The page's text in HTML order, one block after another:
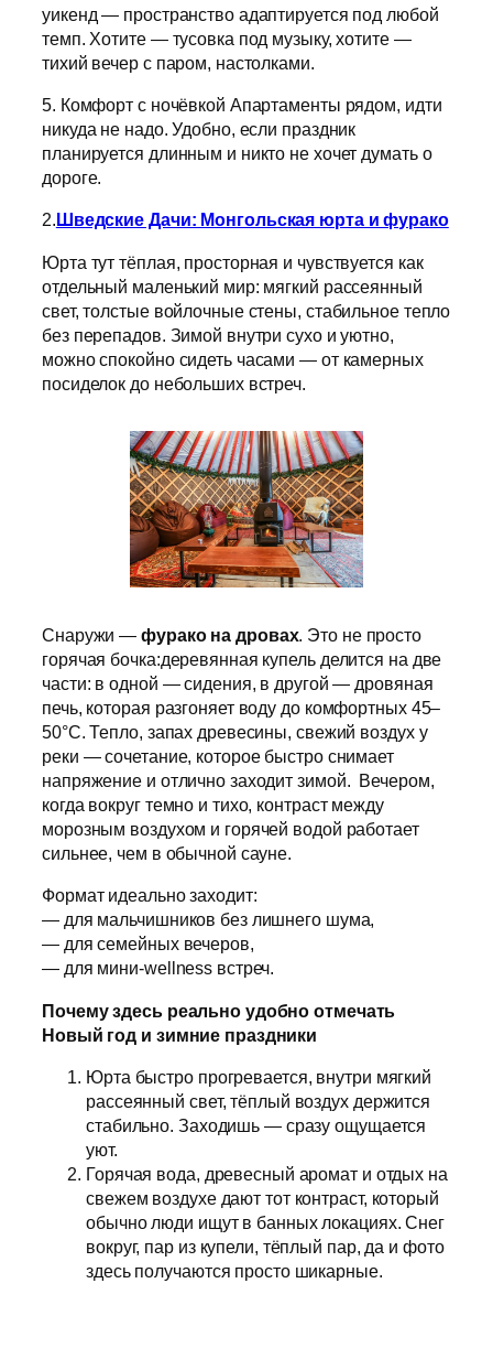
уикенд — пространство адаптируется под любой
темп. Хотите — тусовка под музыку, хотите —
тихий вечер с паром, настолками.
5. Комфорт с ночёвкой Апартаменты рядом, идти
никуда не надо. Удобно, если праздник
планируется длинным и никто не хочет думать о
дороге.
2. Шведские Дачи: Монгольская юрта и фурако
Юрта тут тёплая, просторная и чувствуется как
отдельный маленький мир: мягкий рассеянный
свет, толстые войлочные стены, стабильное тепло
без перепадов. Зимой внутри сухо и уютно,
можно спокойно сидеть часами — от камерных
посиделок до небольших встреч.
Снаружи — фурако на дровах. Это не просто
горячая бочка:деревянная купель делится на две
части: в одной — сидения, в другой — дровяная
печь, которая разгоняет воду до комфортных 45–
50°С. Тепло, запах древесины, свежий воздух у
реки — сочетание, которое быстро снимает
напряжение и отлично заходит зимой. Вечером,
когда вокруг темно и тихо, контраст между
морозным воздухом и горячей водой работает
сильнее, чем в обычной сауне.
Формат идеально заходит:
— для мальчишников без лишнего шума,
— для семейных вечеров,
— для мини-wellness встреч.
Почему здесь реально удобно отмечать
Новый год и зимние праздники
Юрта быстро прогревается, внутри мягкий
рассеянный свет, тёплый воздух держится
стабильно. Заходишь — сразу ощущается
уют.
Горячая вода, древесный аромат и отдых на
свежем воздухе дают тот контраст, который
обычно люди ищут в банных локациях. Снег
вокруг, пар из купели, тёплый пар, да и фото
здесь получаются просто шикарные.